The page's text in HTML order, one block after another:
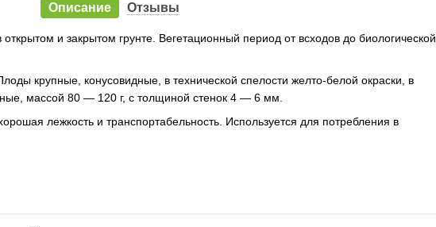
Описание Отзывы
и закрытом грунте. Вегетационный период от всходов до биологической
крупные, конусовидные, в технической спелости желто-белой окраски, в
массой 80 — 120 г, с толщиной стенок 4 — 6 мм.
лежкость и транспортабельность. Используется для потребления в